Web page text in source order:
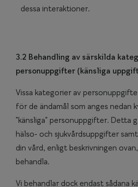
dessa interaktioner.
3.2 Behandling av särskilda
personuppgifter (känsliga
Vissa kategorier av
för de ändamål som anges nedan
"känsliga" personuppgifter. Detta
hälso- och sjukvårdsuppgifter
din vård, enligt beskrivningen
behandla.
Vi behandlar dock endast sådana